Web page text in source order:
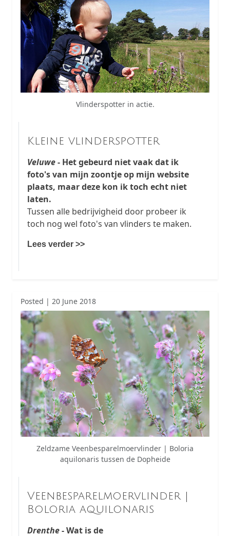
Vlinderspotter in actie.
Kleine vlinderspotter
Veluwe- Het gebeurd niet vaak dat ik
foto's van mijn zoontje op mijn website
plaats, maar deze kon ik toch echt niet
laten.
Tussen alle bedrijvigheid door probeer ik
toch nog wel foto's van vlinders te maken.
Lees verder >>
Posted | 20 June 2018
Zeldzame Veenbesparelmoervlinder | Boloria
aquilonaris tussen de Dopheide
Veenbesparelmoervlinder |
Boloria aquilonaris
Drenthe- Wat is de